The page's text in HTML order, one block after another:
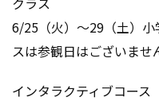
6/25（火）～29（土）
スは参観日はございませ
インタラクティブコース